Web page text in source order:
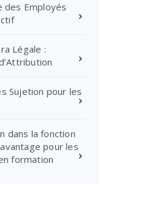
des Employés
Légale :
Sujetion pour les
dans la fonction
pour les
formation